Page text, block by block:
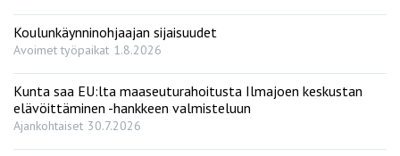
Koulunkäynninohjaajan sijaisuudet
Avoimet työpaikat 1.8.2026
Kunta saa EU:lta maaseuturahoitusta Ilmajoen keskustan
elävöittäminen -hankkeen valmisteluun
Ajankohtaiset 30.7.2026